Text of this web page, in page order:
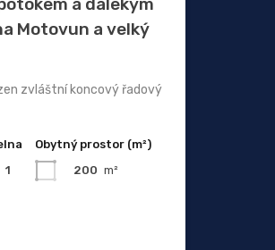
a dalekým
Motovun a velký
zvláštní koncový řadový
1
Obytný prostor (m²)
200 m²